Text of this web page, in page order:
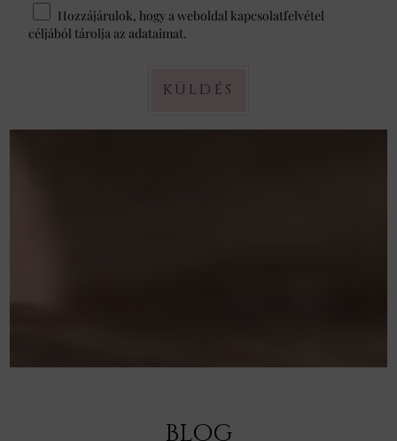
Hozzájárulok, hogy a weboldal kapcsolatfelvétel
céljából tárolja az adataimat.
KÜLDÉS
BLOG